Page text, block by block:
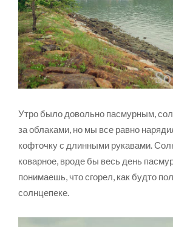
Утро было довольно пасмурным,
за облаками, но мы все равно
кофточку с длинными рукавами.
коварное, вроде бы весь день
понимаешь, что сгорел, как будто
солнцепеке.